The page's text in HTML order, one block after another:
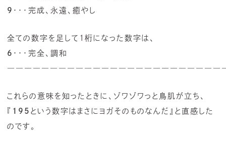
9 ・・・完成、永遠、癒やし
全ての数字を足して1桁になった数字は、
6 ・・・完全、調和
これらの意味を知ったときに、ゾワゾワっと鳥肌が立ち、
『 195 という数字はまさにヨガそのものなんだ』と直感した
のです。